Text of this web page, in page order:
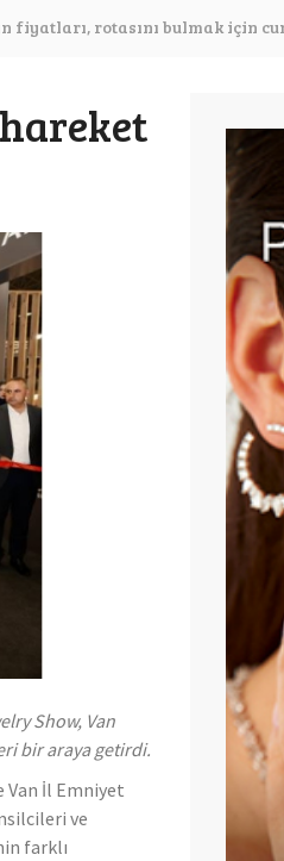
fiyatları, rotasını bulmak için
Show, Van
bir araya getirdi.
Van İl Emniyet
ve
farklı